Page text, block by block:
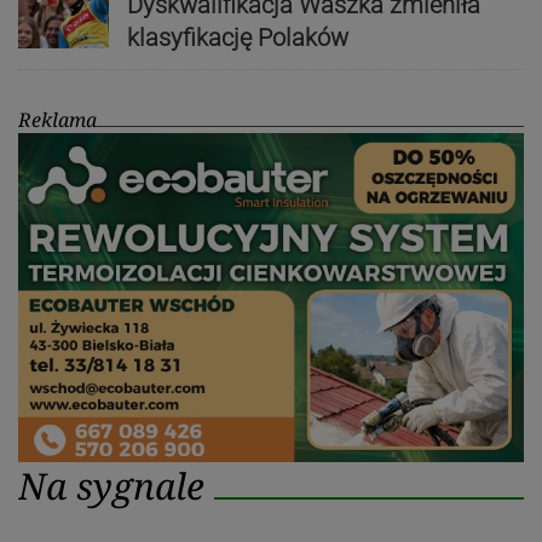
klasyfikację Polaków
Reklama
Na sygnale